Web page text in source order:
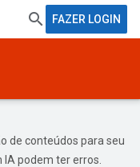
FAZER LOGIN
de conteúdos para seu
podem ter erros.